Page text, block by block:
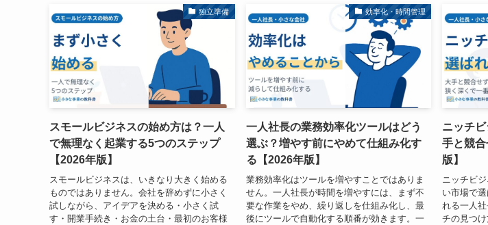
独立準備
スモールビジネスの始め方は？一人
で無理なく起業する5つのステップ
【2026年版】
スモールビジネスは、いきなり大きく始める
ものではありません。会社を辞めずに小さく
試しながら、アイデアを決める・小さく試
す・開業手続き・お金の土台・最初のお客様
効率化・時間管理
一人社長の業務効率化ツールはどう
選ぶ？増やす前にやめて仕組み化す
る【2026年版】
業務効率化はツールを増やすことではありま
せん。一人社長が時間を増やすには、まず不
要な作業をやめ、繰り返しを仕組み化し、最
後にツールで自動化する順番が効きます。一
ニッチ
手と競
版】
ニッチビ
い市場で
れる一人
チの見つ